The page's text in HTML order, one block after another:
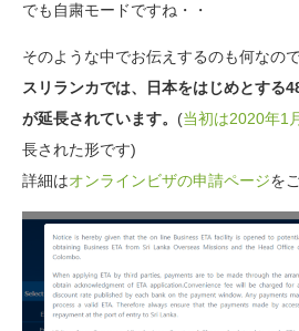
でも自粛モードですね・・
そのような中でお伝えするのも何なので
スリランカでは、日本をはじめとする
が延長されています。 (当初は2020年1
長された形です)
詳細はオンラインビザの申請ページを